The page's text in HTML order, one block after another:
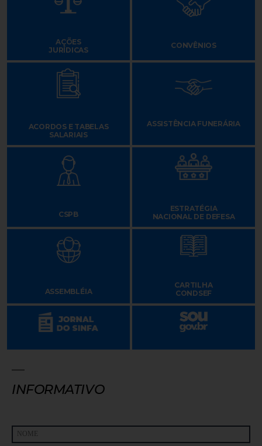
AÇÕES
JURÍDICAS
CONVÊNIOS
ACORDOS E TABELAS
SALARIAIS
ASSISTÊNCIA FUNERÁRIA
CSPB
ESTRATÉGIA
NACIONAL DE DEFESA
ASSEMBLÉIA
CARTILHA
CONDSEF
INFORMATIVO